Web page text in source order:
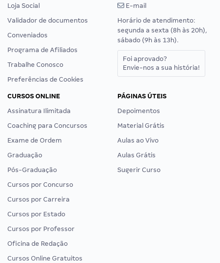
Loja Social
Validador de documentos
Conveniados
Programa de Afiliados
Trabalhe Conosco
Preferências de Cookies
E-mail
Horário de atendimento:
segunda a sexta (8h às 20h),
sábado (9h às 13h).
Foi aprovado?
Envie-nos a sua história!
CURSOS ONLINE
Assinatura Ilimitada
Coaching para Concursos
Exame de Ordem
Graduação
Pós-Graduação
Cursos por Concurso
Cursos por Carreira
Cursos por Estado
Cursos por Professor
Oficina de Redação
Cursos Online Gratuitos
PÁGINAS ÚTEIS
Depoimentos
Material Grátis
Aulas ao Vivo
Aulas Grátis
Sugerir Curso